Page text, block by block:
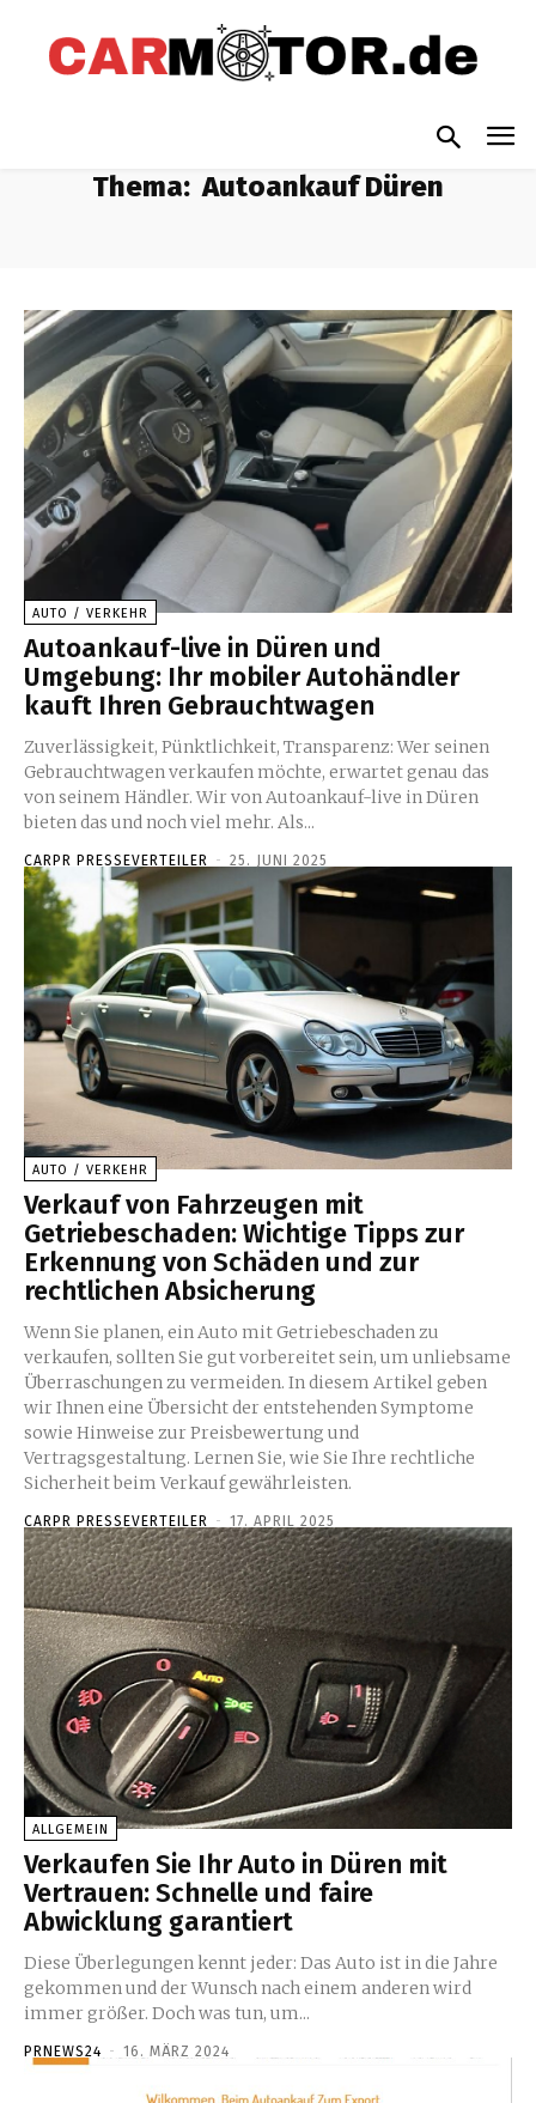
Thema: Autoankauf Düren
AUTO / VERKEHR
Autoankauf-live in Düren und
Umgebung: Ihr mobiler Autohändler
kauft Ihren Gebrauchtwagen
Zuverlässigkeit, Pünktlichkeit, Transparenz: Wer seinen
Gebrauchtwagen verkaufen möchte, erwartet genau das
von seinem Händler. Wir von Autoankauf-live in Düren
bieten das und noch viel mehr. Als...
CARPR PRESSEVERTEILER - 25. JUNI 2025
AUTO / VERKEHR
Verkauf von Fahrzeugen mit
Getriebeschaden: Wichtige Tipps zur
Erkennung von Schäden und zur
rechtlichen Absicherung
Wenn Sie planen, ein Auto mit Getriebeschaden zu
verkaufen, sollten Sie gut vorbereitet sein, um unliebsame
Überraschungen zu vermeiden. In diesem Artikel geben
wir Ihnen eine Übersicht der entstehenden Symptome
sowie Hinweise zur Preisbewertung und
Vertragsgestaltung. Lernen Sie, wie Sie Ihre rechtliche
Sicherheit beim Verkauf gewährleisten.
CARPR PRESSEVERTEILER - 17. APRIL 2025
ALLGEMEIN
Verkaufen Sie Ihr Auto in Düren mit
Vertrauen: Schnelle und faire
Abwicklung garantiert
Diese Überlegungen kennt jeder: Das Auto ist in die Jahre
gekommen und der Wunsch nach einem anderen wird
immer größer. Doch was tun, um...
PRNEWS24 - 16. MÄRZ 2024